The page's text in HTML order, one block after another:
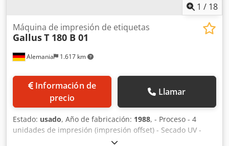
1 / 18
Alemania 1.617 km
Máquina de impresión de etiquetas
GallusT 180 B 01
Información de
precio
Llamar
Estado: usado, Año de fabricación: 1988, - Proceso - 4
unidades de impresión (impresión offset) - Secado UV -
Troquelado - Enrollado Dsdpfxezq U U Is Ap Ieck